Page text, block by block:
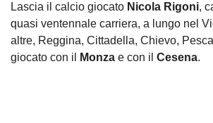
Lascia il calcio giocato Nicola Rigoni,
quasi ventennale carriera, a lungo nel
altre, Reggina, Cittadella, Chievo,
giocato con il
Monza e con il Cesena.